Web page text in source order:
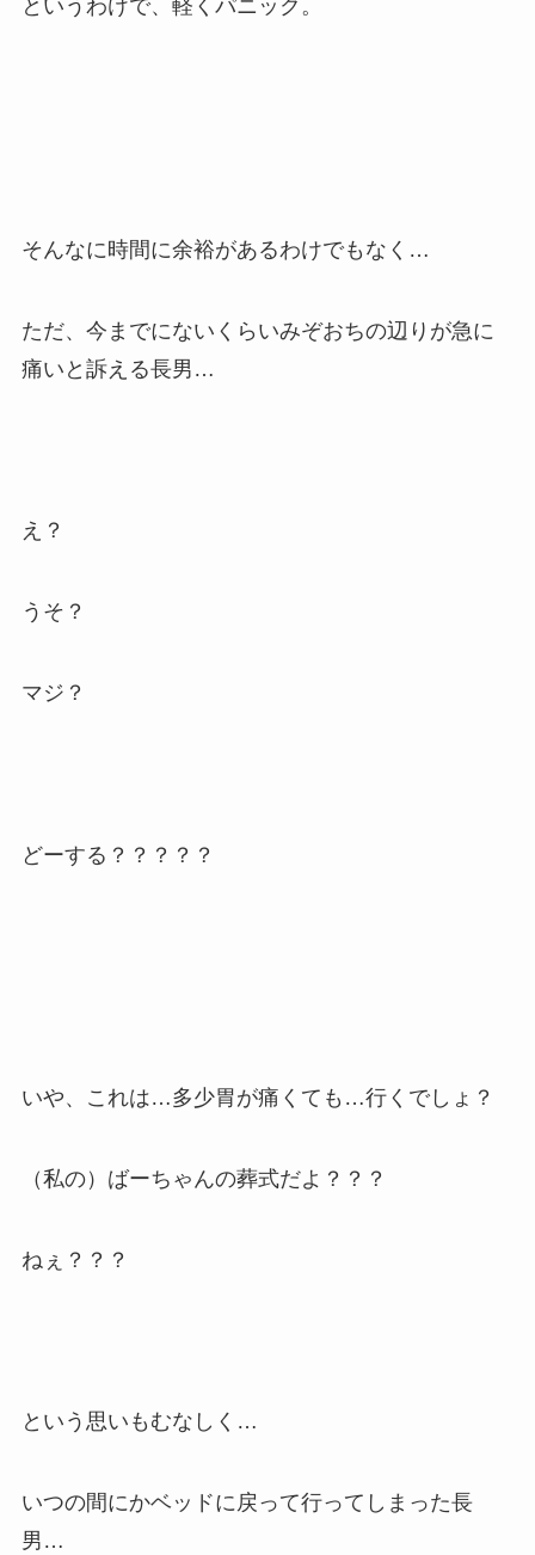
というわけで、軽くパニック。
そんなに時間に余裕があるわけでもなく…
ただ、今までにないくらいみぞおちの辺りが急に
痛いと訴える長男…
え？
うそ？
マジ？
どーする？？？？？
いや、これは…多少胃が痛くても…行くでしょ？
（私の）ばーちゃんの葬式だよ？？？
ねぇ？？？
という思いもむなしく…
いつの間にかベッドに戻って行ってしまった長
男…